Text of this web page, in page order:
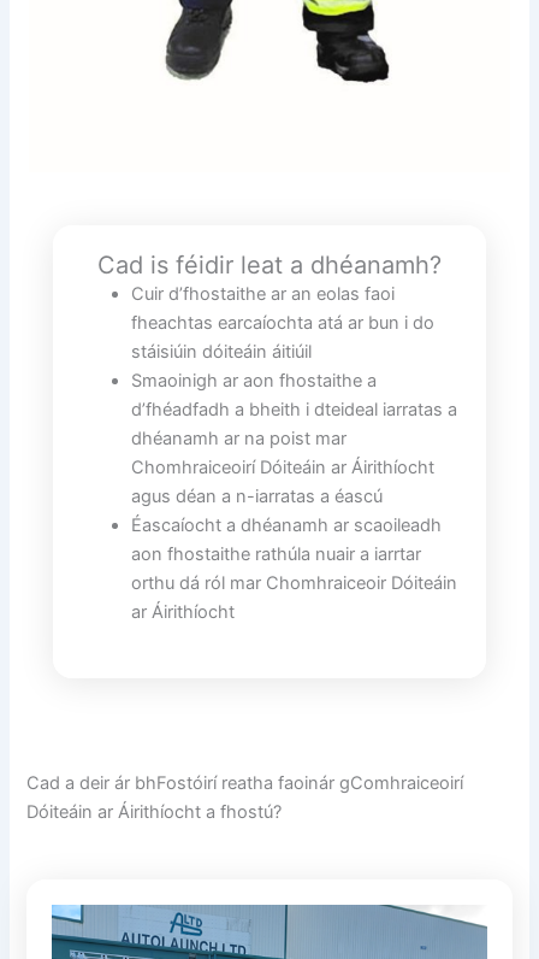
Cad is féidir leat a dhéanamh?
Cuir d’fhostaithe ar an eolas faoi
fheachtas earcaíochta atá ar bun i do
stáisiúin dóiteáin áitiúil
Smaoinigh ar aon fhostaithe a
d’fhéadfadh a bheith i dteideal iarratas a
dhéanamh ar na poist mar
Chomhraiceoirí Dóiteáin ar Áirithíocht
agus déan a n-iarratas a éascú
Éascaíocht a dhéanamh ar scaoileadh
aon fhostaithe rathúla nuair a iarrtar
orthu dá ról mar Chomhraiceoir Dóiteáin
ar Áirithíocht
Cad a deir ár bhFostóirí reatha faoinár gComhraiceoirí
Dóiteáin ar Áirithíocht a fhostú?